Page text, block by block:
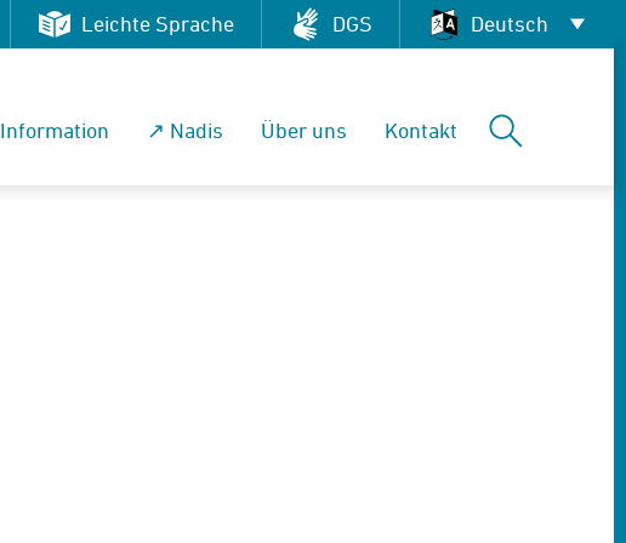
Leichte Sprache DGS Deutsch
العربية Information ↗ Nadis Über uns Kontakt